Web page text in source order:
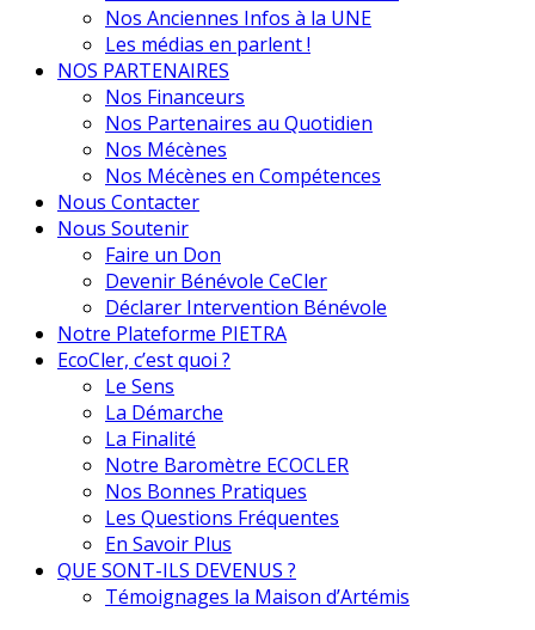
Nos Anciennes Infos à la UNE
Les médias en parlent !
NOS PARTENAIRES
Nos Financeurs
Nos Partenaires au Quotidien
Nos Mécènes
Nos Mécènes en Compétences
Nous Contacter
Nous Soutenir
Faire un Don
Devenir Bénévole CeCler
Déclarer Intervention Bénévole
Notre Plateforme PIETRA
EcoCler, c’est quoi ?
Le Sens
La Démarche
La Finalité
Notre Baromètre ECOCLER
Nos Bonnes Pratiques
Les Questions Fréquentes
En Savoir Plus
QUE SONT-ILS DEVENUS ?
Témoignages la Maison d’Artémis